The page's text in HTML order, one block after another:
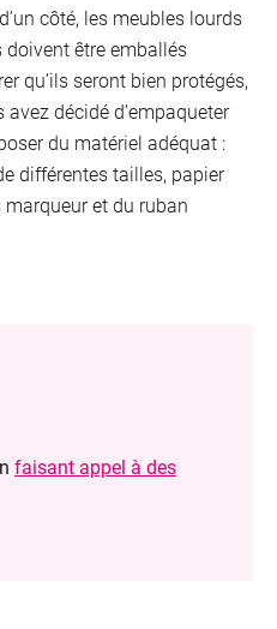
côté, les meubles lourds
doivent être emballés
qu’ils seront bien protégés,
décidé d’empaqueter
du matériel adéquat :
différentes tailles, papier
et du ruban
faisant appel à des